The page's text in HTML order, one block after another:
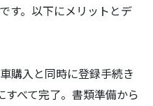
す。以下にメリットとデ
車購入と同時に登録手続き
べて完了。書類準備から